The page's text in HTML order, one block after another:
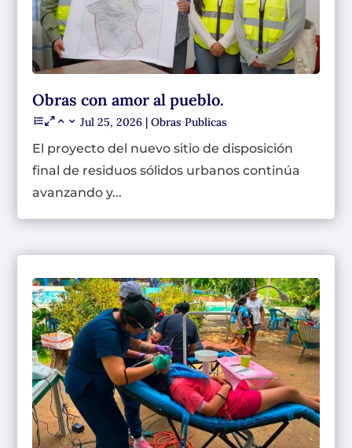
Obras con amor al pueblo.
Jul 25, 2026 |Obras Publicas
El proyecto del nuevo sitio de disposición
final de residuos sólidos urbanos continúa
avanzando y...